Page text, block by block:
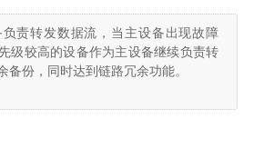
责转发数据流，当主设备出现故障
级较高的设备作为主设备继续负责转
备份，同时达到链路冗余功能。